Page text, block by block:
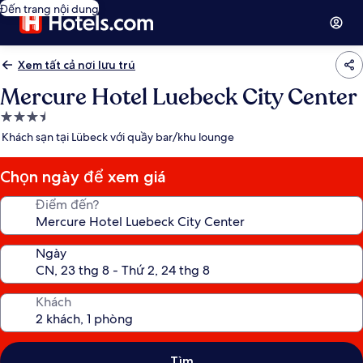
Đến trang nội dung
Xem tất cả nơi lưu trú
Mercure Hotel Luebeck City Center
Nơi
lưu
3.5
sao
Khách sạn tại Lübeck với quầy bar/khu lounge
Chọn ngày để xem giá
Điểm đến?
Ngày
Khách